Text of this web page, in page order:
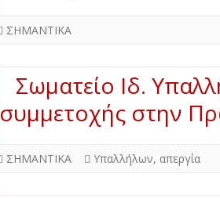
ΣΗΜΑΝΤΙΚΑ
Σωματείο Ιδ.
συμμετοχής στην
ΣΗΜΑΝΤΙΚΑ Υπαλλήλων, απεργία